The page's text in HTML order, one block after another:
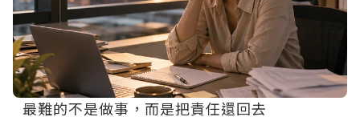
最難的不是做事，而是把責任還回去